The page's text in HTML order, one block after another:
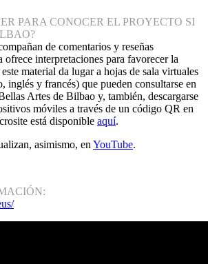
PARA CONOCER EL PROYECTO SI
de comentarios y reseñas
ofrece interpretaciones para favorecer la
material da lugar a hojas de sala virtuales
inglés y francés) que pueden consultarse en
Artes de Bilbao y, también, descargarse
móviles a través de un código QR en
está disponible aquí.
asimismo, en YouTube.